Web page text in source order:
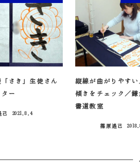
さき」生徒さん
ー
己
2021.8.4
縦線が曲がりやすい
傾きをチェック／鎌
書道教室
篠原遙己